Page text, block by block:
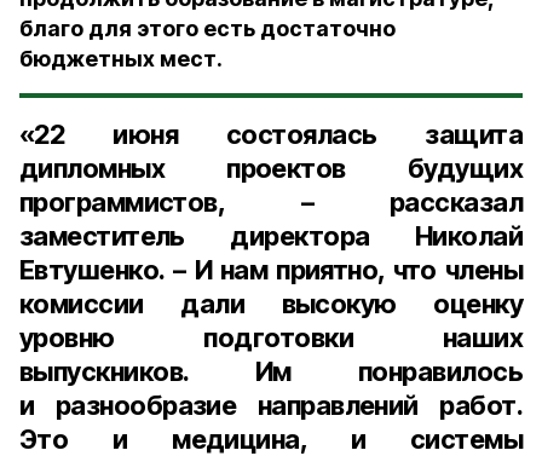
благо для этого есть достаточно
бюджетных мест.
«22 июня состоялась защита
дипломных проектов будущих
программистов, – рассказал
заместитель директора Николай
Евтушенко. – И нам приятно, что члены
комиссии дали высокую оценку
уровню подготовки наших
выпускников. Им понравилось
и разнообразие направлений работ.
Это и медицина, и системы